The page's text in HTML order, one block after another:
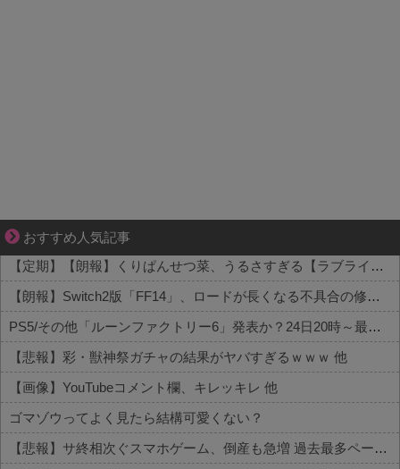
おすすめ人気記事
知らない土地で、主婦は孤独になる
【定期】【朗報】くりぱんせつ菜、うるさすぎる【ラブライブ！虹ヶ咲】 他
【朗報】Switch2版「FF14」、ロードが長くなる不具合の修正パッチを本日配信 他
PS5/その他「ルーンファクトリー6」発表か？24日20時～最新情報を告知する20周年記念放送を実施 他
【悲報】彩・獣神祭ガチャの結果がヤバすぎるｗｗｗ 他
【画像】YouTubeコメント欄、キレッキレ 他
ゴマゾウってよく見たら結構可愛くない？
【悲報】サ終相次ぐスマホゲーム、倒産も急増 過去最多ペースで推移